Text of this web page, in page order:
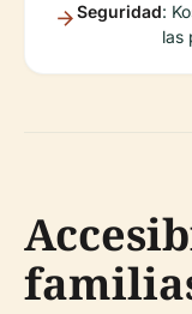
Seguridad:
las